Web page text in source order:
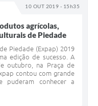
10 OUT 2019 - 15h35
agrícolas,
de Piedade
Piedade (Expap) 2019
edição de sucesso. A
outubro, na Praça de
contou com grande
puderam conhecer a